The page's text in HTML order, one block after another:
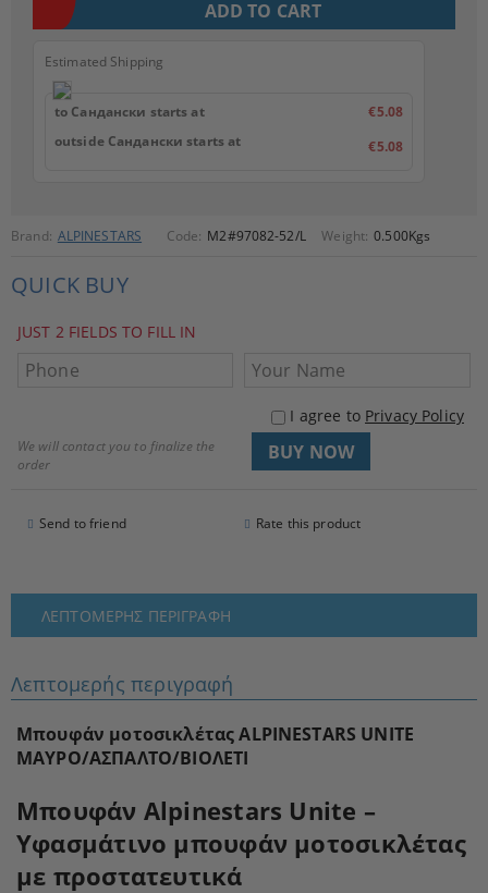
Brand: ALPINESTARS Code: M2#97082-52/L Weight: 0.500Kgs
QUICK BUY
JUST 2 FIELDS TO FILL IN
I agree to Privacy Policy
We will contact you to finalize the
order
Send to friend Rate this product
Estimated Shipping
to Сандански starts at
€5.08
outside Сандански starts at
€5.08
ΛΕΠΤΟΜΕΡΉΣ ΠΕΡΙΓΡΑΦΉ
Λεπτομερής περιγραφή
Μπουφάν μοτοσικλέτας ALPINESTARS UNITE
ΜΑΥΡΟ/ΑΣΠΑΛΤΟ/ΒΙΟΛΕΤΙ
Μπουφάν Alpinestars Unite –
Υφασμάτινο μπουφάν μοτοσικλέτας
με προστατευτικά